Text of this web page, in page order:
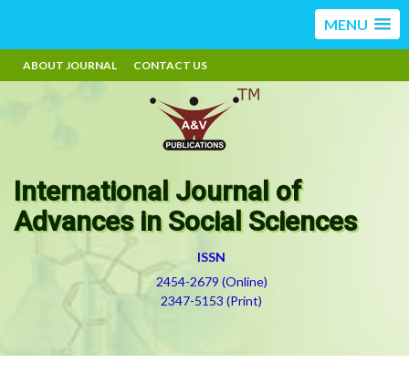
MENU
ABOUT JOURNAL CONTACT US
International Journal of
Advances in Social Sciences
ISSN
2454-2679 (Online)
2347-5153 (Print)